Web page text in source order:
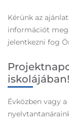
Kérünk az
információt
jelentkezni fog
iskolájában!
Évközben vagy